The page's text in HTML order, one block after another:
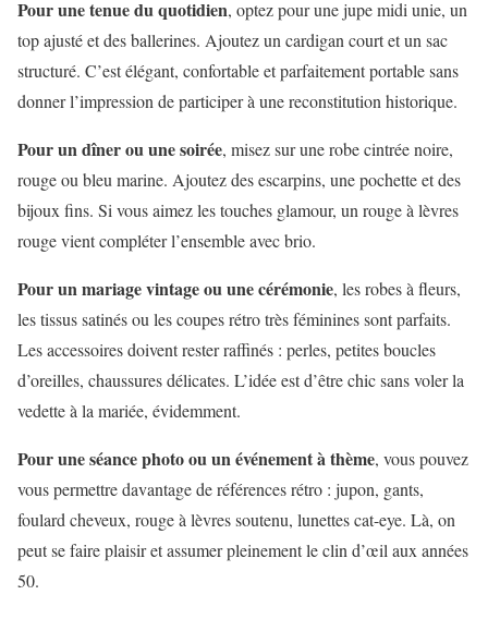
Pour une tenue du quotidien, optez pour une jupe midi unie, un
top ajusté et des ballerines. Ajoutez un cardigan court et un sac
structuré. C’est élégant, confortable et parfaitement portable sans
donner l’impression de participer à une reconstitution historique.
Pour un dîner ou une soirée, misez sur une robe cintrée noire,
rouge ou bleu marine. Ajoutez des escarpins, une pochette et des
bijoux fins. Si vous aimez les touches glamour, un rouge à lèvres
rouge vient compléter l’ensemble avec brio.
Pour un mariage vintage ou une cérémonie, les robes à fleurs,
les tissus satinés ou les coupes rétro très féminines sont parfaits.
Les accessoires doivent rester raffinés : perles, petites boucles
d’oreilles, chaussures délicates. L’idée est d’être chic sans voler la
vedette à la mariée, évidemment.
Pour une séance photo ou un événement à thème, vous pouvez
vous permettre davantage de références rétro : jupon, gants,
foulard cheveux, rouge à lèvres soutenu, lunettes cat-eye. Là, on
peut se faire plaisir et assumer pleinement le clin d’œil aux années
50.